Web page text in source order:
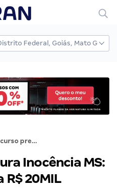
Concurso prefeitura Inocência MS: salários chegam a R$ 20MIL
Inocência MS:
R$ 20MIL